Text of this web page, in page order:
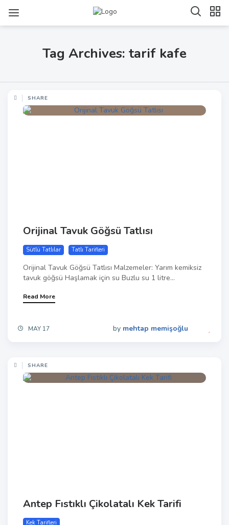
Tag Archives: tarif kafe
SHARE
Orijinal Tavuk Göğsü Tatlısı
Sütlü Tatlılar Tatlı Tarifleri
Orijinal Tavuk Göğsü Tatlısı Malzemeler: Yarım kemiksiz
tavuk göğsü Haşlamak için su Buzlu su 1 litre...
Read More
MAY 17 by mehtap memişoğlu
SHARE
Antep Fıstıklı Çikolatalı Kek Tarifi
Kek Tarifleri